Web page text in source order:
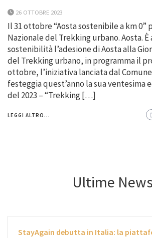
26 OTTOBRE 2023
Il 31 ottobre “Aosta sostenibile a km 0”
Nazionale del Trekking urbano. Aosta.
sostenibilità l’adesione di Aosta alla
del Trekking urbano, in programma il
ottobre, l’iniziativa lanciata dal
festeggia quest’anno la sua ventesima
del 2023 – “Trekking […]
LEGGI ALTRO...
Ultime News
StayAgain debutta in Italia: la